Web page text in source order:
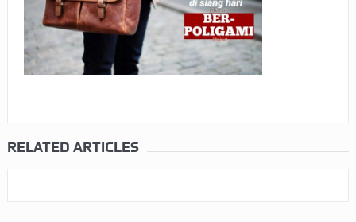
RELATED ARTICLES